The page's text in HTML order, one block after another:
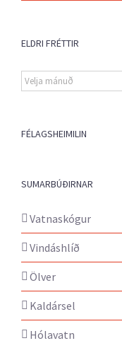
ELDRI FRÉTTIR
Eldri
fréttir
FÉLAGSHEIMILIN
SUMARBÚÐIRNAR
Vatnaskógur
Vindáshlíð
Ölver
Kaldársel
Hólavatn